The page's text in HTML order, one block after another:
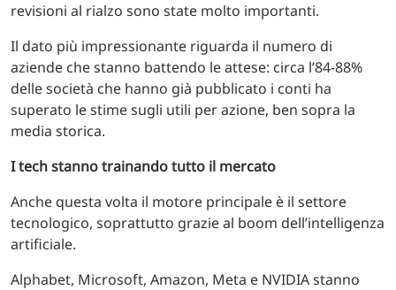
revisioni al rialzo sono state molto importanti.
Il dato più impressionante riguarda il numero di
aziende che stanno battendo le attese: circa l’84-88%
delle società che hanno già pubblicato i conti ha
superato le stime sugli utili per azione, ben sopra la
media storica.
I tech stanno trainando tutto il mercato
Anche questa volta il motore principale è il settore
tecnologico, soprattutto grazie al boom dell’intelligenza
artificiale.
Alphabet, Microsoft, Amazon, Meta e NVIDIA stanno